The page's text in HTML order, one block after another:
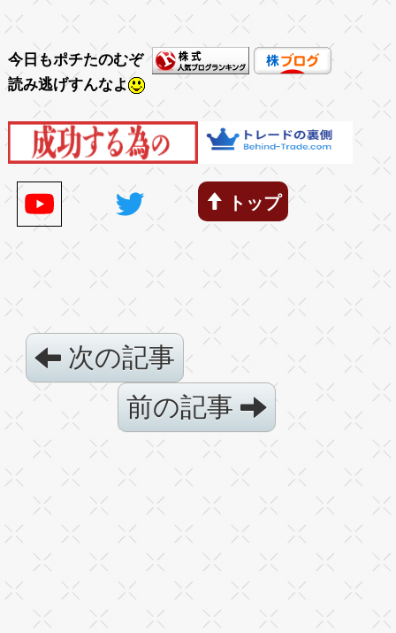
今日もポチたのむぞ
読み逃げすんなよ
トップ
次の記事
前の記事